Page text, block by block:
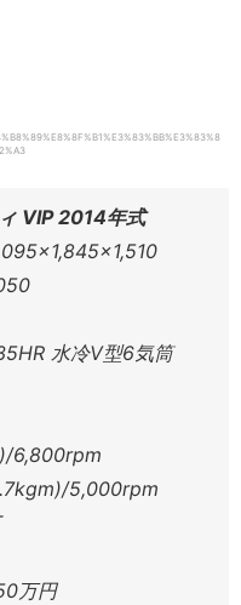
VIP 2014年式
水冷V型6気筒
6,800rpm
5,000rpm
万円